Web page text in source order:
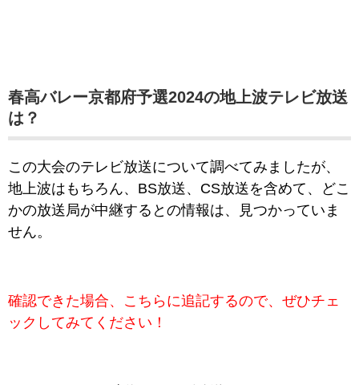
春高バレー京都府予選2024の地上波テレビ放送
は？
この大会のテレビ放送について調べてみましたが、
地上波はもちろん、BS放送、CS放送を含めて、どこ
かの放送局が中継するとの情報は、見つかっていま
せん。
確認できた場合、こちらに追記するので、ぜひチェ
ックしてみてください！